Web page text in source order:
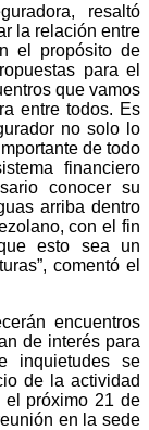
resaltó
la relación entre
el propósito de
para el
que vamos
entre todos. Es
no solo lo
de todo
financiero
conocer su
arriba dentro
con el fin
esto sea un
comentó el
encuentros
de interés para
inquietudes se
de la actividad
el próximo 21 de
en la sede